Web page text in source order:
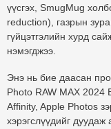
үүсгэх, SmugMug
reduction), газрын
гүйцэтгэлийн хурд
нэмэгджээ.
Энэ нь бие даасан
Photo RAW MAX 2024
Affinity, Apple Photos
хэрэгслүүдийг